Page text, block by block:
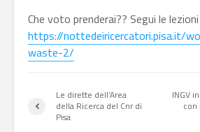
Che voto prenderai?? Segui le
https://nottedeiricercatori.pisa.it/
waste-2/
Le dirette dell’Area
della Ricerca del Cnr di
Pisa
INGV
con